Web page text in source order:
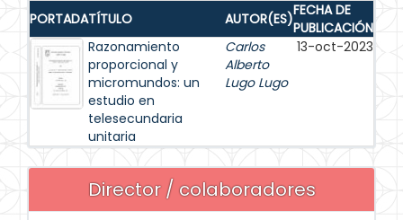
PORTADATÍTULO AUTOR(ES)FECHA DE
PUBLICACIÓN
Razonamiento
proporcional y
micromundos: un
estudio en
telesecundaria
unitaria
Carlos
Alberto
Lugo Lugo
13-oct-2023
Director / colaboradores